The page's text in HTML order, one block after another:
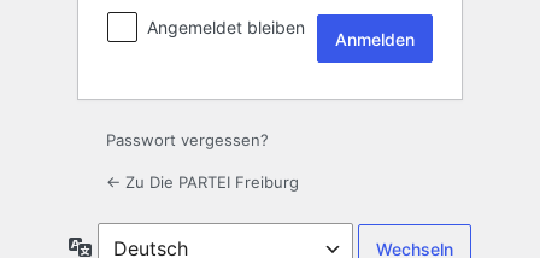
Angemeldet bleiben
Passwort vergessen?
← Zu Die PARTEI Freiburg
Sprache